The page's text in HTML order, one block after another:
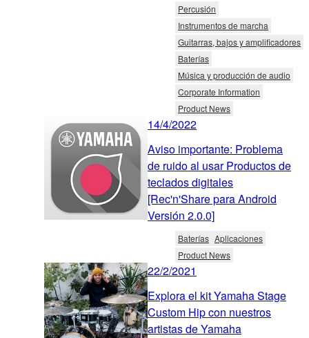
Percusión
Instrumentos de marcha
Guitarras, bajos y amplificadores
Baterías
Música y producción de audio
Corporate Information
Product News
14/4/2022
Aviso importante: Problema
de ruido al usar Productos de
teclados digitales
[Rec'n'Share para Android
Versión 2.0.0]
Baterías Aplicaciones
Product News
22/2/2021
Explora el kit Yamaha Stage
Custom Hip con nuestros
artistas de Yamaha